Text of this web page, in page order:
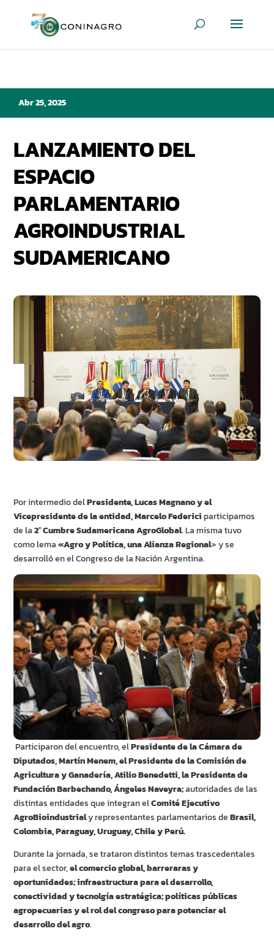
Abr 25, 2025
LANZAMIENTO DEL
ESPACIO
PARLAMENTARIO
AGROINDUSTRIAL
SUDAMERICANO
Por intermedio delPresidente, Lucas Magnano y el
Vicepresidente de la entidad, Marcelo Federiciparticipamos
de la2° Cumbre Sudamericana AgroGlobal. La misma tuvo
como lema«Agro y Política, una Alianza Regional» y se
desarrolló en el Congreso de la Nación Argentina.
Participaron del encuentro, elPresidente de la Cámara de
Diputados, Martín Menem, el Presidente de la Comisión de
Agricultura y Ganadería, Atilio Benedetti, la Presidenta de
Fundación Barbechando, Ángeles Naveyra;autoridades de las
distintas entidades que integran elComité Ejecutivo
AgroBioindustrialy representantes parlamentarios deBrasil,
Colombia, Paraguay, Uruguay, Chile y Perú.
Durante la jornada, se trataron distintos temas trascedentales
para el sector,el comercio global, barreraras y
oportunidades; infraestructura para el desarrollo,
conectividad y tecnolgía estratégica; políticas públicas
agropecuarias y el rol del congreso para potenciar el
desarrollo del agro.